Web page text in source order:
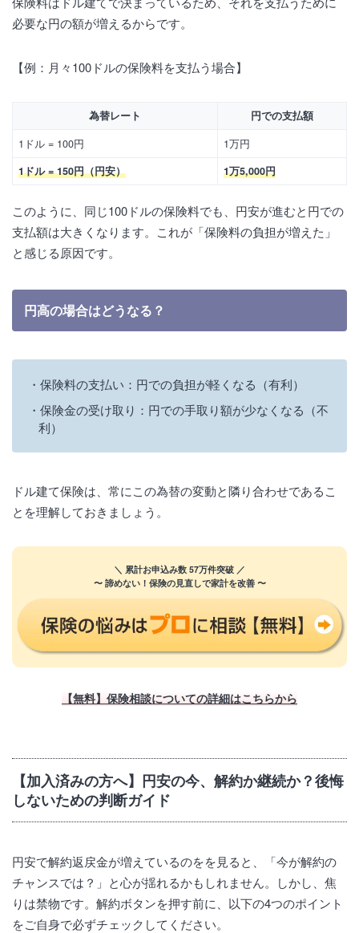
必要な円の額が増えるからです。
【例：月々100ドルの保険料を支払う場合】
為替レート 円での支払額
1ドル = 100円 1万円
1ドル = 150円（円安） 1万5,000円
このように、同じ100ドルの保険料でも、円安が進むと円での
支払額は大きくなります。これが「保険料の負担が増えた」
と感じる原因です。
円高の場合はどうなる？
保険料の支払い：円での負担が軽くなる（有利）
保険金の受け取り：円での手取り額が少なくなる（不
利）
ドル建て保険は、常にこの為替の変動と隣り合わせであるこ
とを理解しておきましょう。
＼ 累計お申込み数 57万件突破 ／
〜 諦めない！保険の見直しで家計を改善 〜
【無料】保険相談についての詳細はこちらから
【加入済みの方へ】円安の今、解約か継続か？後悔
しないための判断ガイド
円安で解約返戻金が増えているのをを見ると、「今が解約の
チャンスでは？」と心が揺れるかもしれません。しかし、焦
りは禁物です。解約ボタンを押す前に、以下の4つのポイント
をご自身で必ずチェックしてください。